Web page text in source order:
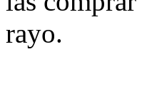
rayo.